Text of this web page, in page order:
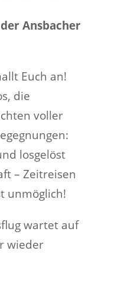
Ansbacher
Euch an!
die
voller
losgelöst
– Zeitreisen
unmöglich!
wartet auf
wieder